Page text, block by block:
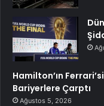
Hamilton’ın
Bariyerlere Çarptı
Ağustos 5, 2026